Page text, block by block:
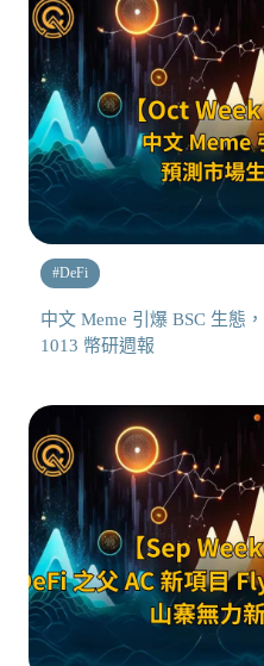
#DeFi
中文 Meme 引爆 BSC 生態
1013 幣研週報